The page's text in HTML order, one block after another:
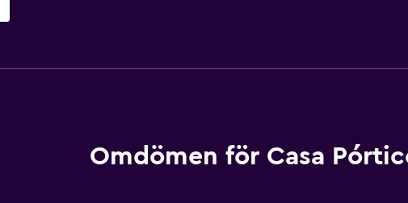
Kabel- eller satellit-TV
Omdömen för Casa